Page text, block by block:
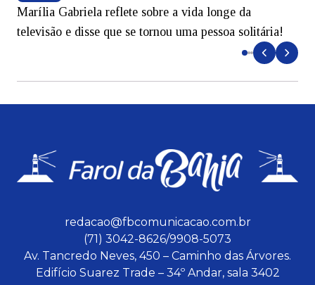
Marília Gabriela reflete sobre a vida longe da
televisão e disse que se tornou uma pessoa solitária!
redacao@fbcomunicacao.com.br
(71) 3042-8626/9908-5073
Av. Tancredo Neves, 450 – Caminho das Árvores.
Edifício Suarez Trade – 34º Andar, sala 3402